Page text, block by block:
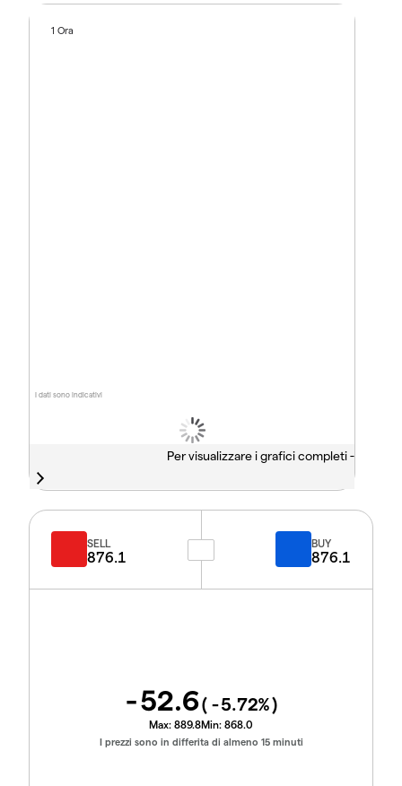
I dati sono indicativi
1 Ora
Per visualizzare i grafici completi -
SELL
876.1
BUY
876.1
-52.6( -5.72%)
Max: 889.8Min: 868.0
I prezzi sono in differita di almeno 15 minuti